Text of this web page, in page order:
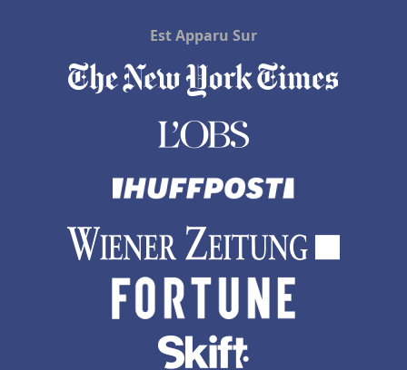
Est Apparu Sur